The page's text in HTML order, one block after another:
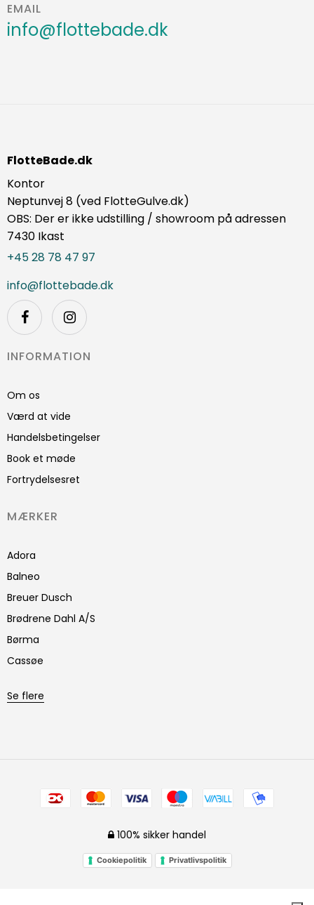
EMAIL
info@flottebade.dk
FlotteBade.dk
Kontor
Neptunvej 8 (ved FlotteGulve.dk)
OBS: Der er ikke udstilling / showroom på adressen
7430 Ikast
+45 28 78 47 97
info@flottebade.dk
INFORMATION
Om os
Værd at vide
Handelsbetingelser
Book et møde
Fortrydelsesret
MÆRKER
Adora
Balneo
Breuer Dusch
Brødrene Dahl A/S
Børma
Cassøe
Se flere
100% sikker handel
Cookiepolitik Privatlivspolitik